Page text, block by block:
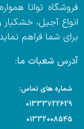
فروشگاه توانا
انواع آجیل،
برای شما فراهم
آدرس شعبات ما:
شماره های تماس:
01333722629
01332008545